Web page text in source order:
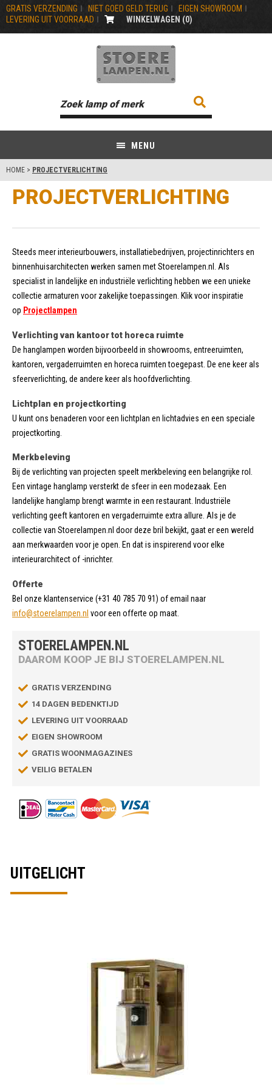
GRATIS VERZENDING NIET GOED GELD TERUG
EIGEN SHOWROOM
LEVERING UIT VOORRAAD
WINKELWAGEN (0)
MENU
HOME > PROJECTVERLICHTING
PROJECTVERLICHTING
Steeds meer interieurbouwers, installatiebedrijven, projectinrichters en
binnenhuisarchitecten werken samen met Stoerelampen.nl. Als
specialist in landelijke en industriële verlichting hebben we een unieke
collectie armaturen voor zakelijke toepassingen. Klik voor inspiratie
op Projectlampen
Verlichting van kantoor tot horeca ruimte
De hanglampen worden bijvoorbeeld in showrooms, entreeruimten,
kantoren, vergaderruimten en horeca ruimten toegepast. De ene keer als
sfeerverlichting, de andere keer als hoofdverlichting.
Lichtplan en projectkorting
U kunt ons benaderen voor een lichtplan en lichtadvies en een speciale
projectkorting.
Merkbeleving
Bij de verlichting van projecten speelt merkbeleving een belangrijke rol.
Een vintage hanglamp versterkt de sfeer in een modezaak. Een
landelijke hanglamp brengt warmte in een restaurant. Industriële
verlichting geeft kantoren en vergaderruimte extra allure. Als je de
collectie van Stoerelampen.nl door deze bril bekijkt, gaat er een wereld
aan merkwaarden voor je open. En dat is inspirerend voor elke
interieurarchitect of -inrichter.
Offerte
Bel onze klantenservice (+31 40 785 70 91) of email naar
info@stoerelampen.nl voor een offerte op maat.
STOERELAMPEN.NL
DAAROM KOOP JE BIJ STOERELAMPEN.NL
GRATIS VERZENDING
14 DAGEN BEDENKTIJD
LEVERING UIT VOORRAAD
EIGEN SHOWROOM
GRATIS WOONMAGAZINES
VEILIG BETALEN
UITGELICHT